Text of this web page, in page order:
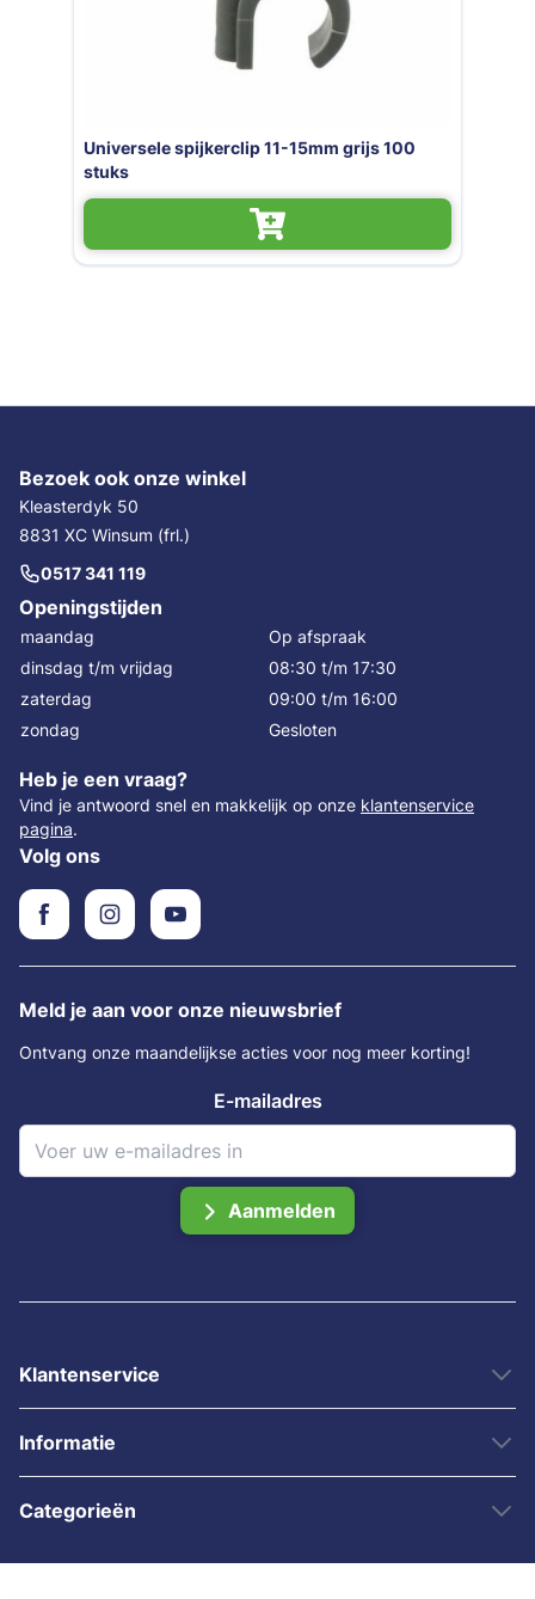
Universele spijkerclip 11-15mm grijs 100
stuks
Bezoek ook onze winkel
Kleasterdyk 50
8831 XC Winsum (frl.)
0517 341 119
Openingstijden
maandag
Op afspraak
dinsdag t/m vrijdag
08:30 t/m 17:30
zaterdag
09:00 t/m 16:00
zondag
Gesloten
Heb je een vraag?
Vind je antwoord snel en makkelijk op onze klantenservice
pagina.
Volg ons
Meld je aan voor onze nieuwsbrief
Ontvang onze maandelijkse acties voor nog meer korting!
E-mailadres
Aanmelden
Klantenservice
Informatie
Categorieën